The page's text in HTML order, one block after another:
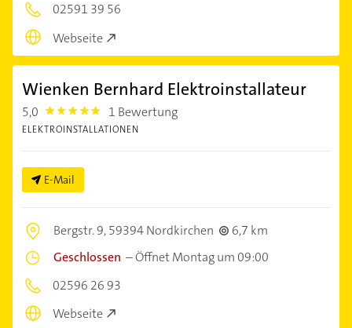
02591 39 56
Webseite
Wienken Bernhard Elektroinstallateur
5,0 5.0 1 Bewertung
ELEKTROINSTALLATIONEN
E-Mail
Bergstr. 9,59394 Nordkirchen
6,7 km
Geschlossen –Öffnet Montag um 09:00
02596 26 93
Webseite